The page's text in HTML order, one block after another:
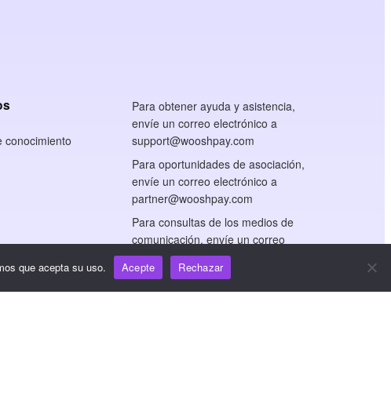
conocimiento
Para obtener ayuda y asistencia,
envíe un correo electrónico a
support@wooshpay.com
Para oportunidades de asociación,
envíe un correo electrónico a
partner@wooshpay.com
Para consultas de los medios de
comunicación, envíe un correo
electrónico a
media@wooshpay.com
que acepta su uso. Acepte Rechazar